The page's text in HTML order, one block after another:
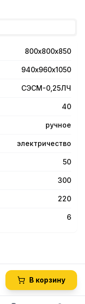
с пружинным
лицевые
боковые и задняя
вращения
800х800х850
940х960х1050
СЭСМ-0,25ЛЧ
40
ручное
электричество
50
300
220
6
В корзину